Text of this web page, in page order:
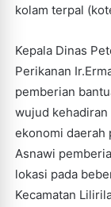
kolam terpal
Kepala Dinas
Perikanan
pemberian
wujud
ekonomi daerah
Asnawi
lokasi pada
Kecamatan